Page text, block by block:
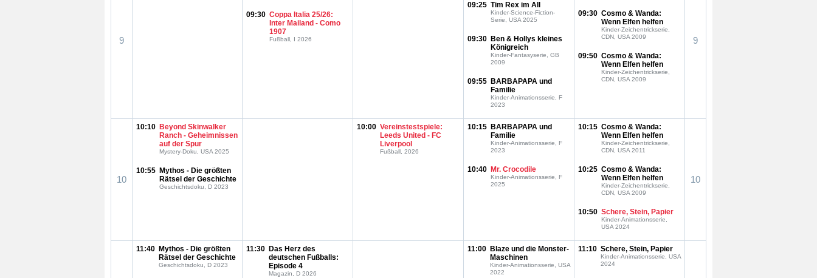
9
09:30 Coppa Italia 25/26:
Inter Mailand - Como
1907
Fußball, I 2026
09:25 Tim Rex im All
Kinder-Science-Fiction-
Serie, USA 2025
09:30 Ben & Hollys kleines
Königreich
Kinder-Fantasyserie, GB
2009
09:55 BARBAPAPA und
Familie
Kinder-Animationsserie, F
2023
09:30 Cosmo & Wanda:
Wenn Elfen helfen
Kinder-Zeichentrickserie,
CDN, USA 2009
09:50 Cosmo & Wanda:
Wenn Elfen helfen
Kinder-Zeichentrickserie,
CDN, USA 2009
9
10
10:10 Beyond Skinwalker
Ranch - Geheimnissen
auf der Spur
Mystery-Doku, USA 2025
10:55 Mythos - Die größten
Rätsel der Geschichte
Geschichtsdoku, D 2023
10:00 Vereinstestspiele:
Leeds United - FC
Liverpool
Fußball, 2026
10:15 BARBAPAPA und
Familie
Kinder-Animationsserie, F
2023
10:40 Mr. Crocodile
Kinder-Animationsserie, F
2025
10:15 Cosmo & Wanda:
Wenn Elfen helfen
Kinder-Zeichentrickserie,
CDN, USA 2011
10:25 Cosmo & Wanda:
Wenn Elfen helfen
Kinder-Zeichentrickserie,
CDN, USA 2009
10:50 Schere, Stein, Papier
Kinder-Animationsserie,
USA 2024
10
11:40 Mythos - Die größten
Rätsel der Geschichte
Geschichtsdoku, D 2023
11:30 Das Herz des
deutschen Fußballs:
Episode 4
Magazin, D 2026
11:00 Blaze und die Monster-
Maschinen
Kinder-Animationsserie, USA
2022
11:10 Schere, Stein, Papier
Kinder-Animationsserie, USA
2024